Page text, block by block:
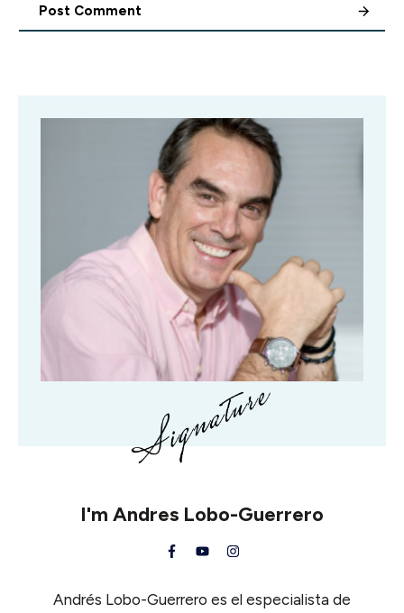
Post Comment
I'm Andres Lobo-Guerrero
Andrés Lobo-Guerrero es el especialista de